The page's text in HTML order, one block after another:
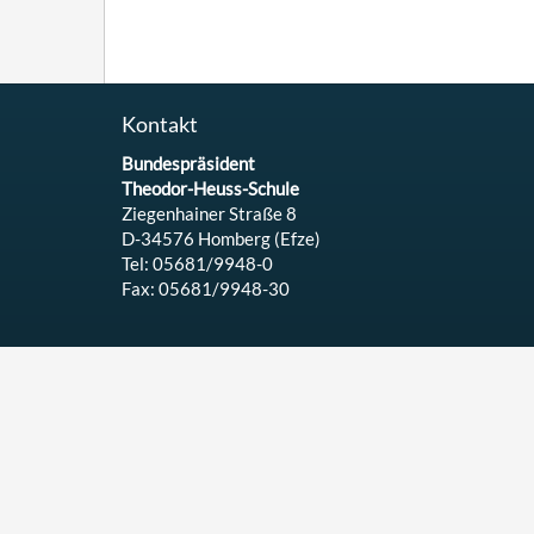
Kontakt
Bundespräsident
Theodor-Heuss-Schule
Ziegenhainer Straße 8
D-34576 Homberg (Efze)
Tel: 05681/9948-0
Fax: 05681/9948-30